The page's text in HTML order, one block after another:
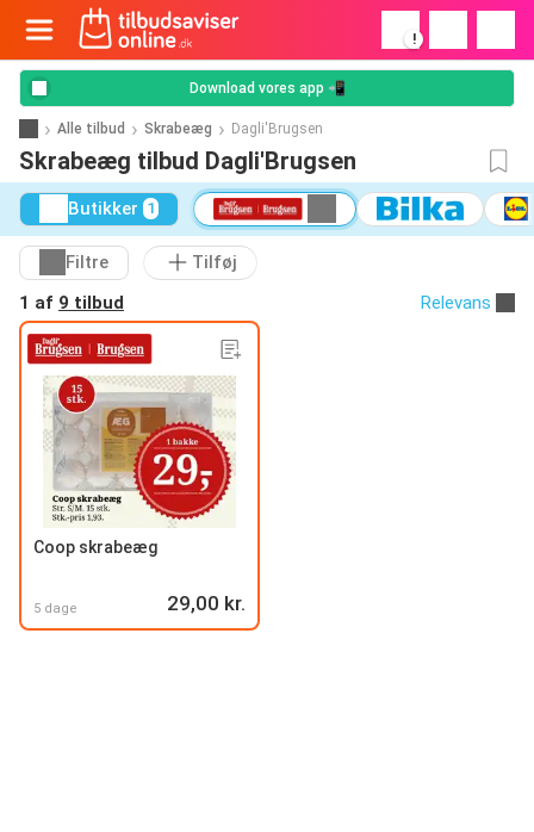
!
Download vores app 📲
Alle tilbud Skrabeæg Dagli'Brugsen
Skrabeæg tilbud Dagli'Brugsen
Butikker 1
Filtre
Tilføj
1 af 9 tilbud Relevans
Coop skrabeæg
5 dage 29,00 kr.